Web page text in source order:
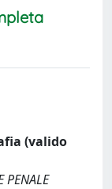
(valido
PENALE